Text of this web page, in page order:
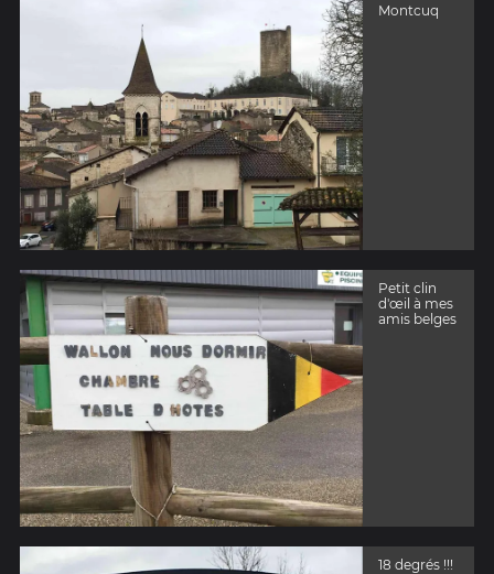
Montcuq
Petit clin
d'œil à mes
amis belges
18 degrés !!!